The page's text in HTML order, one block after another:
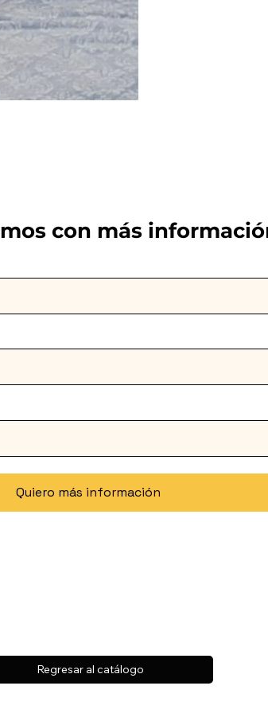
Regresar al catálogo
con más
Quiero más información